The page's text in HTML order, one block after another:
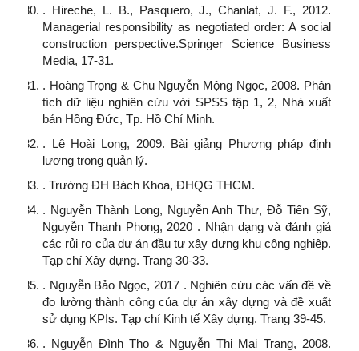
. Hireche, L. B., Pasquero, J., Chanlat, J. F., 2012.
Managerial responsibility as negotiated order: A social
construction perspective.Springer Science Business
Media, 17-31.
. Hoàng Trọng & Chu Nguyễn Mộng Ngọc, 2008. Phân
tích dữ liệu nghiên cứu với SPSS tập 1, 2, Nhà xuất
bản Hồng Đức, Tp. Hồ Chí Minh.
. Lê Hoài Long, 2009. Bài giảng Phương pháp định
lượng trong quản lý.
. Trường ĐH Bách Khoa, ĐHQG THCM.
. Nguyễn Thành Long, Nguyễn Anh Thư, Đỗ Tiến Sỹ,
Nguyễn Thanh Phong, 2020 . Nhận dạng và đánh giá
các rủi ro của dự án đầu tư xây dựng khu công nghiệp.
Tạp chí Xây dựng. Trang 30-33.
. Nguyễn Bảo Ngọc, 2017 . Nghiên cứu các vấn đề về
đo lường thành công của dự án xây dựng và đề xuất
sử dụng KPIs. Tạp chí Kinh tế Xây dựng. Trang 39-45.
. Nguyễn Đình Thọ & Nguyễn Thị Mai Trang, 2008.